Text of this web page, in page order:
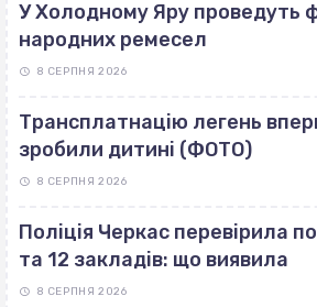
У Холодному Яру проведуть
народних ремесел
8 СЕРПНЯ 2026
Трансплатнацію легень
зробили дитині (ФОТО)
8 СЕРПНЯ 2026
Поліція Черкас перевірила
та 12 закладів: що виявила
8 СЕРПНЯ 2026